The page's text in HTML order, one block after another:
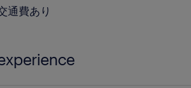
通費あり